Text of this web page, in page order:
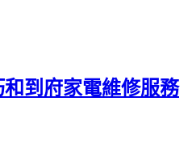
到府家電維修服務